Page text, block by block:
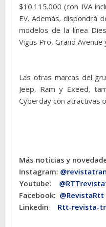
$10.115.000 (con IVA
EV. Además, dispondrá
modelos de la línea
Vigus Pro, Grand
Las otras marcas del
Jeep, Ram y Exeed,
Cyberday con atractivas
Más noticias y
Instagram:
Youtube:
Facebook: @RevistaRtt
Linkedin: Rtt-revista-